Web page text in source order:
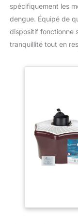
spécifiquement les
dengue. Équipé de
dispositif fonctionne
tranquillité tout en